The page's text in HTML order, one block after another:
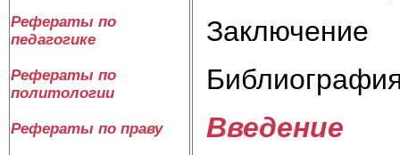
Рефераты по
педагогике
Рефераты по
политологии
Рефераты по праву
Заключение
Введение